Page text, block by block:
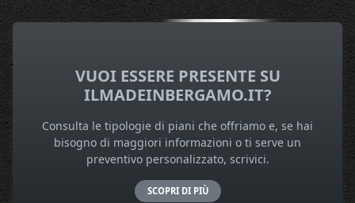
VUOI ESSERE PRESENTE SU
ILMADEINBERGAMO.IT?
Consulta le tipologie di piani che offriamo e, se hai
bisogno di maggiori informazioni o ti serve un
preventivo personalizzato, scrivici.
SCOPRI DI PIÙ